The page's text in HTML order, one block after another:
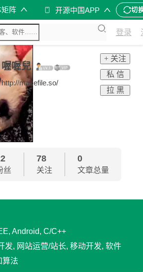
阵 开源中国APP 切
登录
喔喔兒
http://makefile.so/
+ 关注
私 信
拉 黑
丝
78
关注
0
文章总量
Android, C/C++
发, 网站运营/站长, 移动开发, 软件
算法